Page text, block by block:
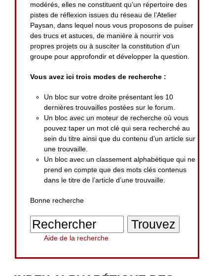
modérés, elles ne constituent qu’un répertoire des
pistes de réflexion issues du réseau de l’Atelier
Paysan, dans lequel nous vous proposons de puiser
des trucs et astuces, de manière à nourrir vos
propres projets ou à susciter la constitution d’un
groupe pour approfondir et développer la question.
Vous avez ici trois modes de recherche :
Un bloc sur votre droite présentant les 10
dernières trouvailles postées sur le forum.
Un bloc avec un moteur de recherche où vous
pouvez taper un mot clé qui sera recherché au
sein du titre ainsi que du contenu d’un article sur
une trouvaille.
Un bloc avec un classement alphabétique qui ne
prend en compte que des mots clés contenus
dans le titre de l’article d’une trouvaille.
Bonne recherche
Aide de la recherche